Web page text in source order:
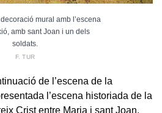
mural amb l’escena
amb sant Joan i un dels
soldats.
F. TUR
de l’escena de la
l’escena historiada de la
Crist entre Maria i sant Joan,